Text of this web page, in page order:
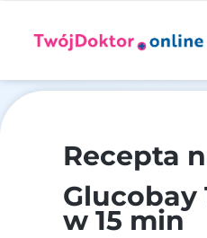
Recepta
Glucobay
w 15 min